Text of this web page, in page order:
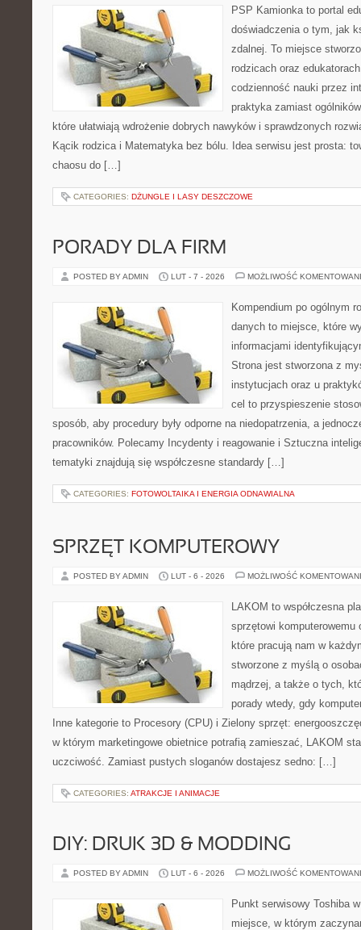
PSP Kamionka to portal
doświadczenia o tym, jak
zdalnej. To miejsce
rodzicach oraz
codzienność nauki przez
praktyka zamiast
które ułatwiają wdrożenie dobrych nawyków i sprawdzonych
Kącik rodzica i Matematyka bez bólu. Idea serwisu jest prosta:
chaosu do […]
CATEGORIES: DŻUNGLE I LASY DESZCZOWE
PORADY DLA FIRM
POSTED BY ADMIN LUT - 7 - 2026 MOŻLIWOŚĆ
Kompendium po ogólnym
danych to miejsce, które
informacjami
Strona jest stworzona z
instytucjach oraz u
cel to przyspieszenie
sposób, aby procedury były odporne na niedopatrzenia, a
pracowników. Polecamy Incydenty i reagowanie i Sztuczna
tematyki znajdują się współczesne standardy […]
CATEGORIES: FOTOWOLTAIKA I ENERGIA ODNAWIALNA
SPRZĘT KOMPUTEROWY
POSTED BY ADMIN LUT - 6 - 2026 MOŻLIWOŚĆ
LAKOM to współczesna
sprzętowi komputerowemu
które pracują nam w
stworzone z myślą o
mądrzej, a także o tych,
porady wtedy, gdy
Inne kategorie to Procesory (CPU) i Zielony sprzęt:
w którym marketingowe obietnice potrafią zamieszać, LAKOM
uczciwość. Zamiast pustych sloganów dostajesz sedno: […]
CATEGORIES: ATRAKCJE I ANIMACJE
DIY: DRUK 3D & MODDING
POSTED BY ADMIN LUT - 6 - 2026 MOŻLIWOŚĆ
Punkt serwisowy Toshiba
miejsce, w którym